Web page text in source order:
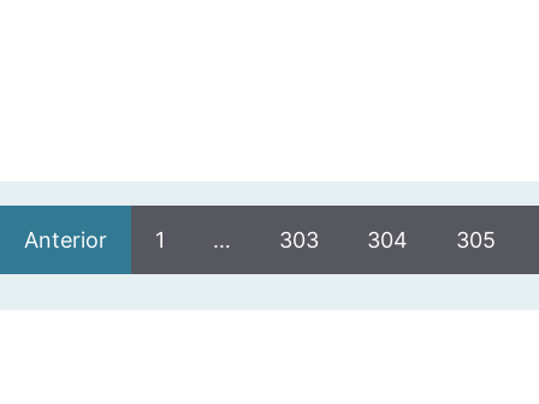
Anterior 1 … 303 304 305